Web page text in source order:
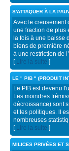
S'ATTAQUER À LA
Avec le creusement
une fraction de plus
la fois à une baisse
biens de première
à une restriction de
[ Lire la suite ]
LE " PIB " (PRODUIT
Le PIB est devenu
Les moindres
décroissance) sont
et les politiques. Il
nombreuses
[ Lire la suite ]
MILICES PRIVÉES ET